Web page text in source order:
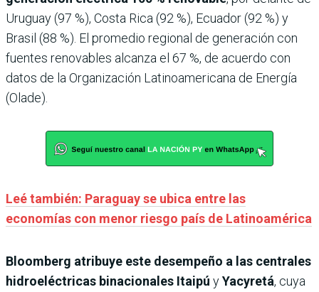
Uruguay (97 %), Costa Rica (92 %), Ecuador (92 %) y
Brasil (88 %). El promedio regional de generación con
fuentes renovables alcanza el 67 %, de acuerdo con
datos de la Organización Latinoamericana de Energía
(Olade).
Leé también: Paraguay se ubica entre las
economías con menor riesgo país de Latinoamérica
Bloomberg atribuye este desempeño a las centrales
hidroeléctricas binacionales Itaipú yYacyretá, cuya